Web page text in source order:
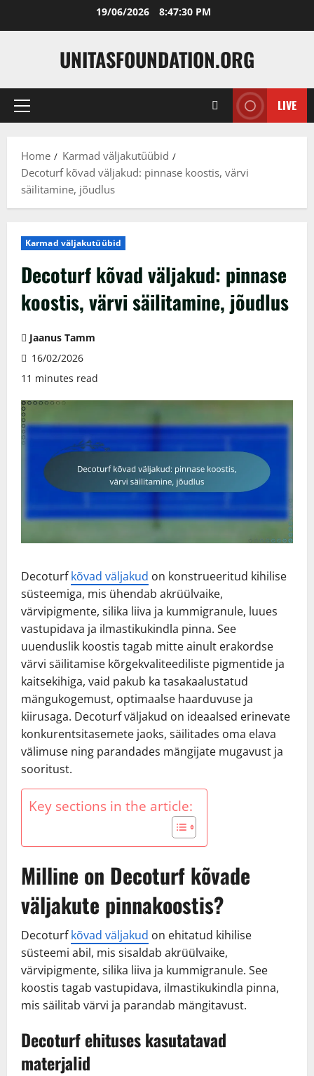
19/06/2026 8:47:31 PM
UNITASFOUNDATION.ORG
Primary
LIVE
Home
Karmad väljakutüübid
Decoturf kõvad väljakud: pinnase koostis, värvi
säilitamine, jõudlus
Karmad väljakutüübid
Decoturf kõvad väljakud: pinnase
koostis, värvi säilitamine, jõudlus
Jaanus Tamm
16/02/2026
11 minutes read
Decoturfkõvad väljakud on konstrueeritud kihilise
süsteemiga, mis ühendab akrüülvaike,
värvipigmente, silika liiva ja kummigranule, luues
vastupidava ja ilmastikukindla pinna. See
uuenduslik koostis tagab mitte ainult erakordse
värvi säilitamise kõrgekvaliteediliste pigmentide ja
kaitsekihiga, vaid pakub ka tasakaalustatud
mängukogemust, optimaalse haarduvuse ja
kiirusaga. Decoturf väljakud on ideaalsed erinevate
konkurentsitasemete jaoks, säilitades oma elava
välimuse ning parandades mängijate mugavust ja
sooritust.
Key sections in the article:
Milline on Decoturf kõvade
väljakute pinnakoostis?
Decoturfkõvad väljakud on ehitatud kihilise
süsteemi abil, mis sisaldab akrüülvaike,
värvipigmente, silika liiva ja kummigranule. See
koostis tagab vastupidava, ilmastikukindla pinna,
mis säilitab värvi ja parandab mängitavust.
Decoturf ehituses kasutatavad
materjalid